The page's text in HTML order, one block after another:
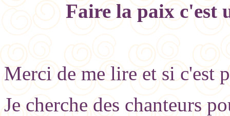
Faire la paix
Merci de me lire et si c'est
Je cherche des chanteurs